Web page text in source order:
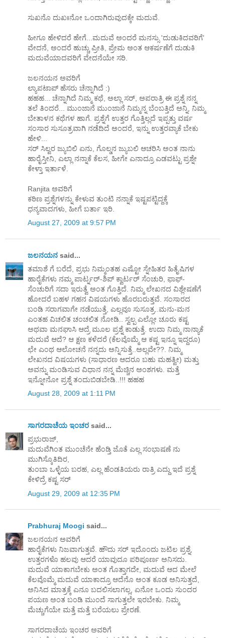
ಸುಖನೊ ದುಖಃನೋ ಒಂದಾಗಿರುವುದಕ್ಕೇ ಮದುವೆ.
ಹೀಗೂ ಹೇಳಿದರೆ ಹೇಗೆ...ಮದುವೆ ಅಂದರೆ ಮನಸ್ಸು 'ದುಡುಕಿದವರಿಗೆ'
ವೇದನೆ, ಅಂದರೆ ಹುಚ್ಚು ಪ್ರೀತಿ, ಪ್ರೇಮ ಅಂತ ಆಕರ್ಷಣೆಗೆ ದುಡುಕಿ
ಮದುವೆಯಾದವರಿಗೆ ವೇದನೆಯೇ ಸರಿ.
ಜಲನಯನ ಅವರಿಗೆ
ಲ್ಯಾಪಟಾಪ್ ಹೆಸರು ಚೆನ್ನಾಗಿದೆ :)
ಹಹಹ... ಚೆನ್ನಾಗಿದೆ ನಿಮ್ಮ ಕಥೆ, ಅಲ್ಲಾ ಸರ್, ಅಪರಾತ್ರಿ ಈ ಪ್ರಶ್ನೆ ನನ್ನ
ತಲೆ ತಿಂದರೆ... ಮುಂಜಾನೆ ಮುಂಜಾನೆ ನಿಮ್ಮನ್ನ ಬೆಂಬತ್ತಿದೆ ಅನ್ನಿ, ನಿಮ್ಮ
ಬೇತಾಳನ ಕಥೆಗಳ ಹಾಗೆ. ಪ್ರಶ್ನೆಗೆ ಉತ್ತರ ಗೊತ್ತಿಲ್ಲದೆ ಇಪ್ಪತ್ತು ವರ್ಷ
ಸಂಸಾರ ಸುಸೂತ್ರವಾಗಿ ನಡೆದಿದೆ ಅಂದರೆ, ಇನ್ನು ಉತ್ತರವ್ಯಾಕೆ ಬೇಕು
ಹೇಳಿ...
ಸರ್ ಸಿಲ್ವರ ಜ್ಯುಬಿಲಿ ಏನು, ಗೊಲ್ಡನ ಜ್ಯುಬಲಿ ಆಚರಿಸಿ ಅಂತ ನಾನು
ಹಾರೈಸ್ತೀನಿ, ಎಲ್ಲಾ ನನ್ನಾಕೆ ಕೆಲಸ, ಹೀಗೇ ಎನಾದ್ರೂ ಎಡವಟ್ಟು ಪ್ರಶ್ನೇ
ಕೇಳ್ತಾ ಇರ್ತಾಳೆ.
Ranjita ಅವರಿಗೆ
ಕಠಿಣ ಪ್ರಶ್ನೆಗಳನ್ನು ಕೇಳುವ ತುಂಟಿ ನನ್ನಾಕೆ ಇಷ್ಟಪಟ್ಟಿದ್ದಕ್ಕೆ
ಧನ್ಯವಾದಗಳು, ಹೀಗೆ ಬರ್ತಾ ಇರಿ.
August 27, 2009 at 9:57 PM
ಜಲನಯನ said...
ತಮಾಶೆ ಗೆ ಬರೆದೆ, ಪ್ರಭು ನಿಮ್ಮಂತಹ ಎಷ್ಟೋ ಸ್ನೇಹಿತರ ಹಿತೈಷಿಗಳ
ಹಾರೈಕೆಗಳು ನಮ್ಮ ಪಾರ್ಟ್ನರ್-ಶಿಪ್ ಕ್ವಾರ್ಟರ್ ಸೆಂಚುರಿ, ಫಾಫ್-
ಸೆಂಚುರಿಗೆ ಸದಾ ಇರುತ್ವೆ ಅಂತ ಗೊತ್ತಿದೆ. ನಿಮ್ಮ ಲೇಖನದ ವಿಶ್ಲೇಷಣೆಗೆ
ಹೋದರೆ ಬಹಳ ಗಹನ ವಿಷಯಗಳು ಹೊರಬರುತ್ತವೆ. ಸಂಸಾರದ
ಬಂಡಿ ಸರಾಗವಾಗೇ ನಡೆಯುತ್ತೆ, ಎಲ್ಲವೂ ಸುಸೂತ್ರ..ಮನು-ಮನ
ಎಂತಹ ವಿಚಲಿತ ಚಂಚಲಿತ ನೋಡಿ.. ಸ್ವಲ್ಪ ಎಲ್ಲೋ ಚೂರು ಕಷ್ಟ
ಅಥವಾ ಮನಘಾಸಿ ಆದ್ರೆ ಮೂಲ ಪ್ರಶ್ನೆ ಕಾಡುತ್ತೆ. ಉದಾ ನಿಮ್ಮ ನಾನ್ಯಾಕೆ
ಮದುವೆ ಆದೆ? ಆ ಕ್ಷಣ ಕಳೆದರೆ (ಕೆಲವೊಮ್ಮೆ ಆ ಕಷ್ಟ ಇನ್ನೂ ಇದ್ದರೂ)
ಛೇ ಎಂಥ ಆಲೋಚನೆ ನನ್ನದು ಅನ್ನಿಸುತ್ತೆ..ಅಲ್ಲವೇ??. ನಿಮ್ಮ
ಲೇಖನದ ವಿಷಯಗಳು (ಸಾಧಾರಣ ಆದರೂ ಬಹು ಮಹತ್ವೀ) ಮತ್ತು
ಅವನ್ನು ಮಂಡಿಸುವ ವಿಧಾನ ನನ್ನ ಮೆಚ್ಚಿನ ಅಂಶಗಳು. ಮತ್ತೆ
ಇನ್ನೋನೋ ಪ್ರಶ್ನೆ ತಂದುಬಿಡಬೇಡಿ..!!! ಹಹಹ
August 28, 2009 at 1:11 PM
ಸಾಗರದಾಚೆಯ ಇಂಚರ said...
ಪ್ರಭುರಾಜ್,
ಮದುವೆಗಿಂತ ಮುಂಚೆನೇ ಹೆಂಡ್ತಿ ಜೊತೆ ಎಲ್ಲ ಸಂಭಾಷಣೆ ನು
ಮುಗಿಸ್ಕೊತಿದಿರ,
ತುಂಬಾ ಒಳ್ಳೆಯ ಬರಹ, ಎಲ್ಲ ಹೆಂಡತಿಯರು ರಾತ್ರಿ ಎದ್ದು ಇದೆ ಪ್ರಶ್ನೆ
ಕೇಳಿದ್ರೆ ಕಷ್ಟ ಸರ್
August 29, 2009 at 12:35 PM
Prabhuraj Moogi said...
ಜಲನಯನ ಅವರಿಗೆ
ಹಾರೈಕೆಗಳು ನಿಜವಾಗುತ್ತವೆ. ಹೌದು ಸರ್ ಇದೊಂದು ಜಟಿಲ ಪ್ರಶ್ನೆ,
ಉತ್ತರಗಳೊ ಹಲವು ಆದರೆ ಯಾವುದೂ ಪರಿಪೂರ್ಣ ಅನಿಸದು.
ಮದುವೆ ಯಾಕಾಗಬೇಕು ಅಂತ ಗೊತ್ತಾಗದೇ, ಮದುವೆ ಆದ ಮೇಲೆ
ಕೆಲವೊಮ್ಮೆ ಮದುವೆ ಯಾಕಾದ್ರೂ ಆದೆನೊ ಅಂತ ಕೂಡ ಅನಿಸುತ್ತದೆ,
ಅನಿಸಿದ ಮಾತ್ರಕ್ಕೆ ಎನೂ ಬದಲಿಸಲಾಗಲ್ಲ, ಏನೋ ಒಂದು ಸುಂದರ
ಪಯಣ ಅಂತ ಬಂಡಿ ಮುಂದೆ ಸಾಗುತ್ತಲೇ ಇರಬೇಕು. ನಿಮ್ಮ
ಮೆಚ್ಚುಗೆಯೇ ಮತ್ತೆ ಮತ್ತೆ ಬರೆಯಲು ಪ್ರೇರಣೆ.
ಸಾಗರದಾಚೆಯ ಇಂಚರ ಅವರಿಗೆ